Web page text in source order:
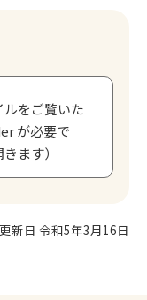
ルをご覧いた
が必要で
ます）
更新日 令和5年3月16日